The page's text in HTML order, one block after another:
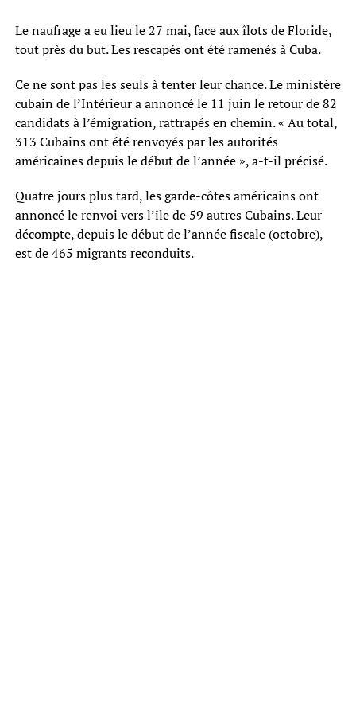
Le naufrage a eu lieu le 27 mai, face aux îlots de Floride,
tout près du but. Les rescapés ont été ramenés à Cuba.
Ce ne sont pas les seuls à tenter leur chance. Le ministère
cubain de l’Intérieur a annoncé le 11 juin le retour de 82
candidats à l’émigration, rattrapés en chemin. « Au total,
313 Cubains ont été renvoyés par les autorités
américaines depuis le début de l’année », a-t-il précisé.
Quatre jours plus tard, les garde-côtes américains ont
annoncé le renvoi vers l’île de 59 autres Cubains. Leur
décompte, depuis le début de l’année fiscale (octobre),
est de 465 migrants reconduits.